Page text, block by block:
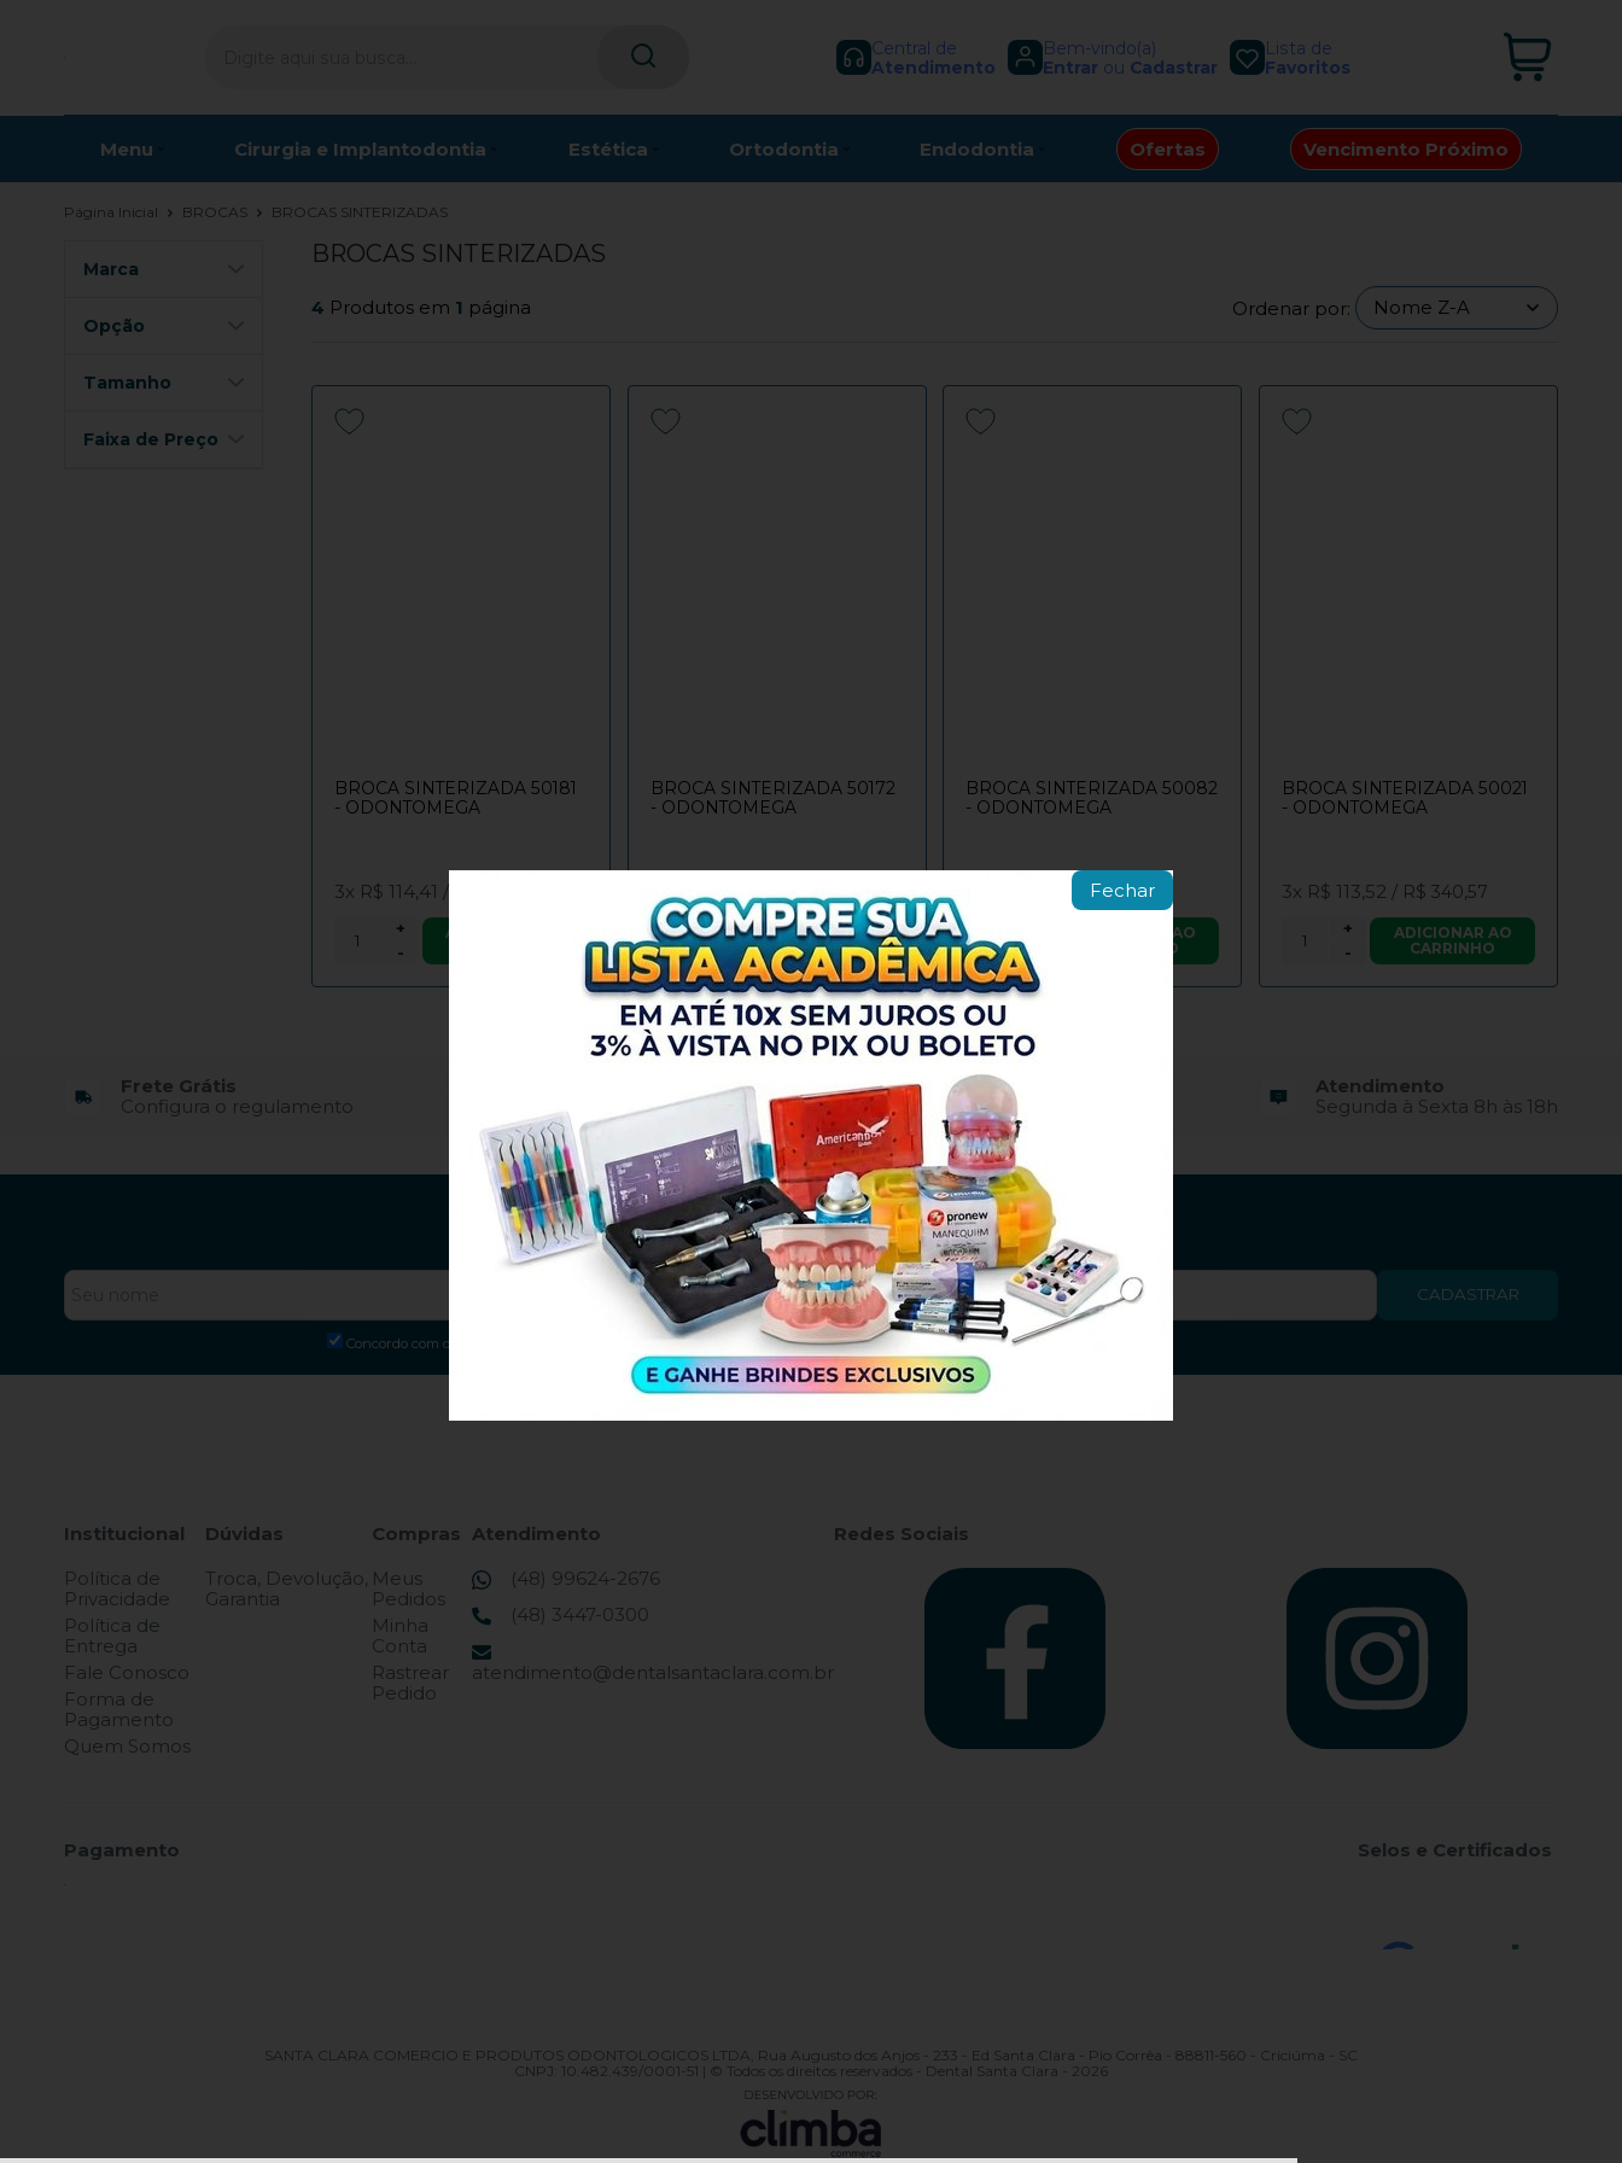
Central de
Atendimento
Bem-vindo(a)
Entrar ou Cadastrar
Lista de
Favoritos
Menu Cirurgia e Implantodontia Estética Ortodontia Endodontia Ofertas Vencimento Próximo
Página Inicial BROCAS BROCAS SINTERIZADAS
Marca
Opção
Tamanho
Faixa de Preço
BROCAS SINTERIZADAS
4 Produtos em 1 página Ordenar por:
BROCA SINTERIZADA 50181
- ODONTOMEGA
3x R$ 114,41 /
-
+
ADICIONAR AO
BROCA SINTERIZADA 50172
- ODONTOMEGA
2xR$ 102,54 / R$ 205,07
-
+
ADICIONAR AO
CARRINHO
BROCA SINTERIZADA 50082
- ODONTOMEGA
-
ADICIONAR AO
CARRINHO
BROCA SINTERIZADA 50021
- ODONTOMEGA
3x R$ 113,52 / R$ 340,57
-
+
ADICIONAR AO
CARRINHO
Frete Grátis
Configura o regulamento
À Vista no Pix ou Boleto
Parcelamento
Até 10X sem juros no Cartão
Atendimento
Segunda à Sexta 8h às 18h
Bem Vindo!
Fique por dentro das novidades e promoções! Receba cupons de desconto
Concordo com os Politica de Privacidadee aceito receber e-mails com novidades e promoções.
CADASTRAR
Institucional
Política de
Privacidade
Política de
Entrega
Fale Conosco
Forma de
Pagamento
Quem Somos
Dúvidas
Troca, Devolução,
Garantia
Compras
Meus
Pedidos
Minha
Conta
Rastrear
Pedido
Atendimento
(48) 99624-2676
(48) 3447-0300
atendimento@dentalsantaclara.com.br
Redes Sociais
Pagamento Selos e Certificados
SANTA CLARA COMERCIO E PRODUTOS ODONTOLOGICOS LTDA, Rua Augusto dos Anjos - 233 - Ed Santa Clara - Pio Corrêa - 88811-560 - Criciúma - SC
CNPJ: 10.482.439/0001-51 | © Todos os direitos reservados - Dental Santa Clara - 2026
Fechar